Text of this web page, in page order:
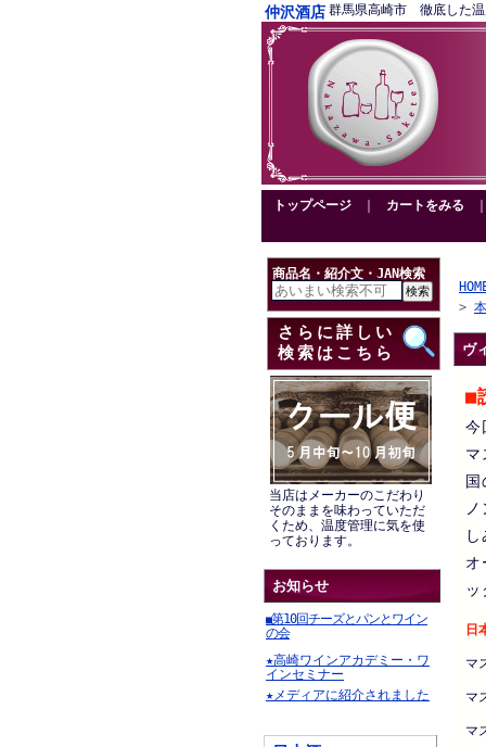
仲沢酒店 群馬県高崎市 徹底した
トップページ カートをみる
商品名・紹介文・JAN検索
さらに詳しい
検索はこちら
当店はメーカーのこだわり
そのままを味わっていただ
くため、温度管理に気を使
っております。
お知らせ
■第10回チーズとパンとワイン
の会
★高崎ワインアカデミー・ワ
インセミナー
★メディアに紹介されました
>
ヴ
■
今
マ
国
オ
日
マ
マ
マ